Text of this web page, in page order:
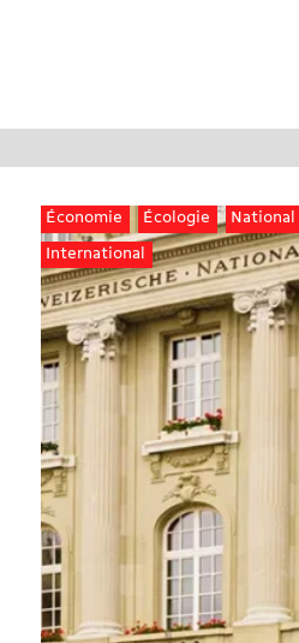
Économie Écologie
National
International